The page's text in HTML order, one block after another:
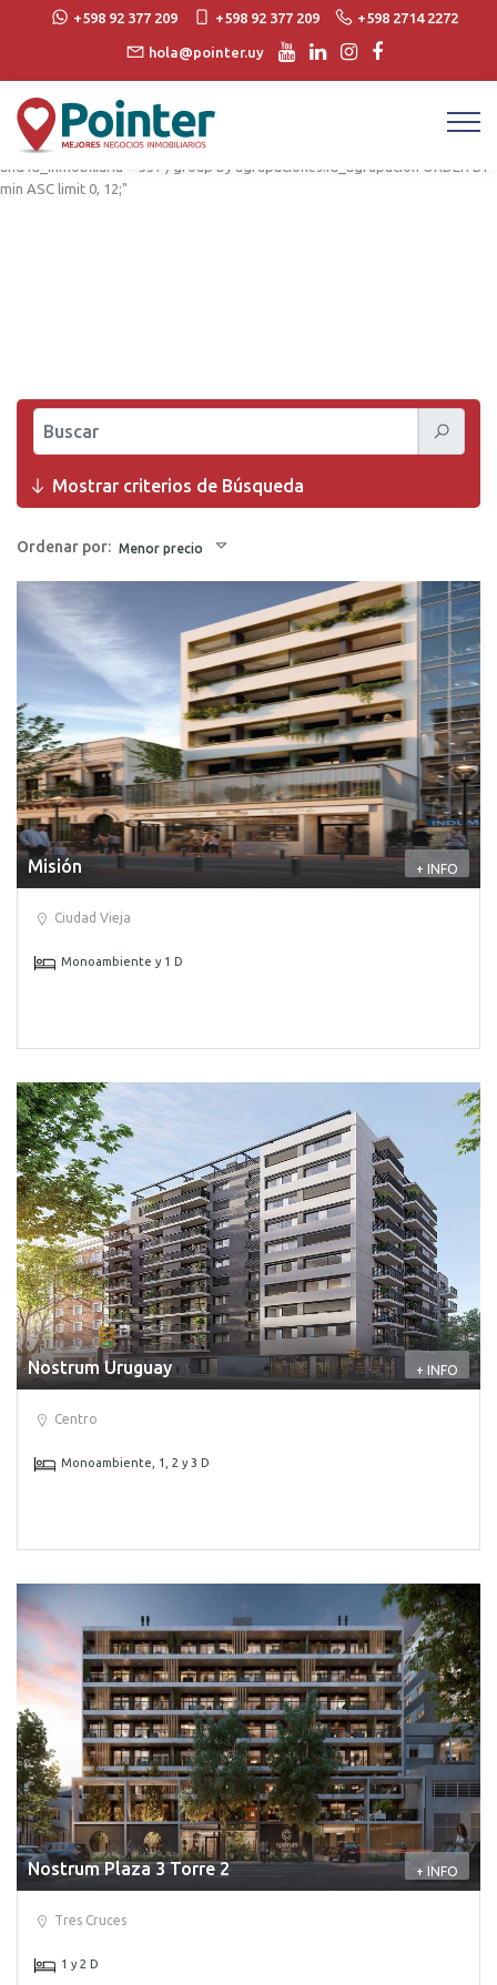
string(576) "SELECT agrupaciones.*,MIN(propiedades.precio_venta) as min ,
where agrupaciones.id_agrupacion = propiedades.id_agrupacion AND
agrupaciones.id_inmobiliaria = "337" AND agrupaciones.id_inmobiliaria =
propiedades.id_inmobiliaria and (propiedades.venta = 1 or
propiedades.alquiler = 1) and propiedades.id_agrupacion in (SELECT
id_agrupacion FROM agrupaciones WHERE agrupacion_tipo in ("Proyectos")
and id_inmobiliaria = 337 ) group by agrupaciones.id_agrupacion ORDER BY
min ASC limit 0, 12;"
+598 92 377 209 +598 92 377 209 +598 2714 2272
hola@pointer.uy
Mostrar criterios de Búsqueda
Ordenar por: Menor precio
Misión + INFO
Ciudad Vieja
Monoambiente y 1 D
Nostrum Uruguay + INFO
Centro
Monoambiente, 1, 2 y 3 D
Nostrum Plaza 3 Torre 2 + INFO
Tres Cruces
1 y 2 D